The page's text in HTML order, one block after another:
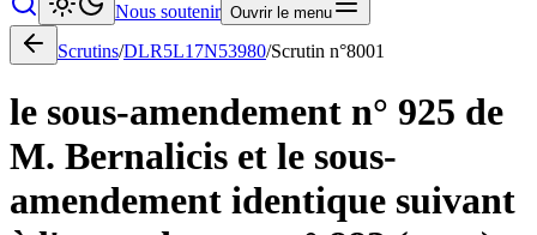
Nous soutenir Ouvrir le menu
Scrutins/DLR5L17N53980/Scrutin n°8001
le sous-amendement n° 925 de
M. Bernalicis et le sous-
amendement identique suivant